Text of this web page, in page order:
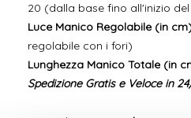
20 (dalla base fino all'inizio
Luce Manico Regolabile (in
regolabile con i fori)
Lunghezza Manico Totale (in
Spedizione Gratis e Veloce in